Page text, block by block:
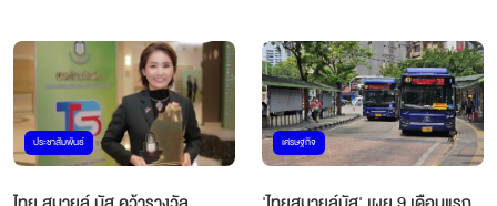
ประชาสัมพันธ์ เศรษฐกิจ